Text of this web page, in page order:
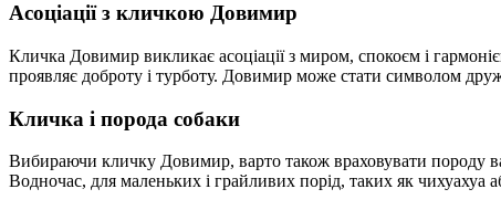
Асоціації з кличкою Довимир
Кличка Довимир викликає асоціації з миром, спокоєм і
проявляє доброту і турботу. Довимир може стати символом
Кличка і порода собаки
Вибираючи кличку Довимир, варто також враховувати породу
Водночас, для маленьких і грайливих порід, таких як чихуахуа